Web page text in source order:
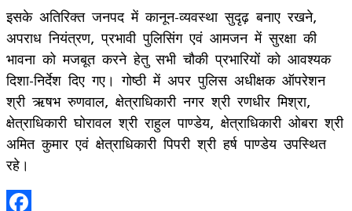
इसके अतिरिक्त जनपद में कानून-व्यवस्था सुदृढ़ बनाए रखने,
अपराध नियंत्रण, प्रभावी पुलिसिंग एवं आमजन में सुरक्षा की
भावना को मजबूत करने हेतु सभी चौकी प्रभारियों को आवश्यक
दिशा-निर्देश दिए गए। गोष्ठी में अपर पुलिस अधीक्षक ऑपरेशन
श्री ऋषभ रुणवाल, क्षेत्राधिकारी नगर श्री रणधीर मिश्रा,
क्षेत्राधिकारी घोरावल श्री राहुल पाण्डेय, क्षेत्राधिकारी ओबरा श्री
अमित कुमार एवं क्षेत्राधिकारी पिपरी श्री हर्ष पाण्डेय उपस्थित
रहे।